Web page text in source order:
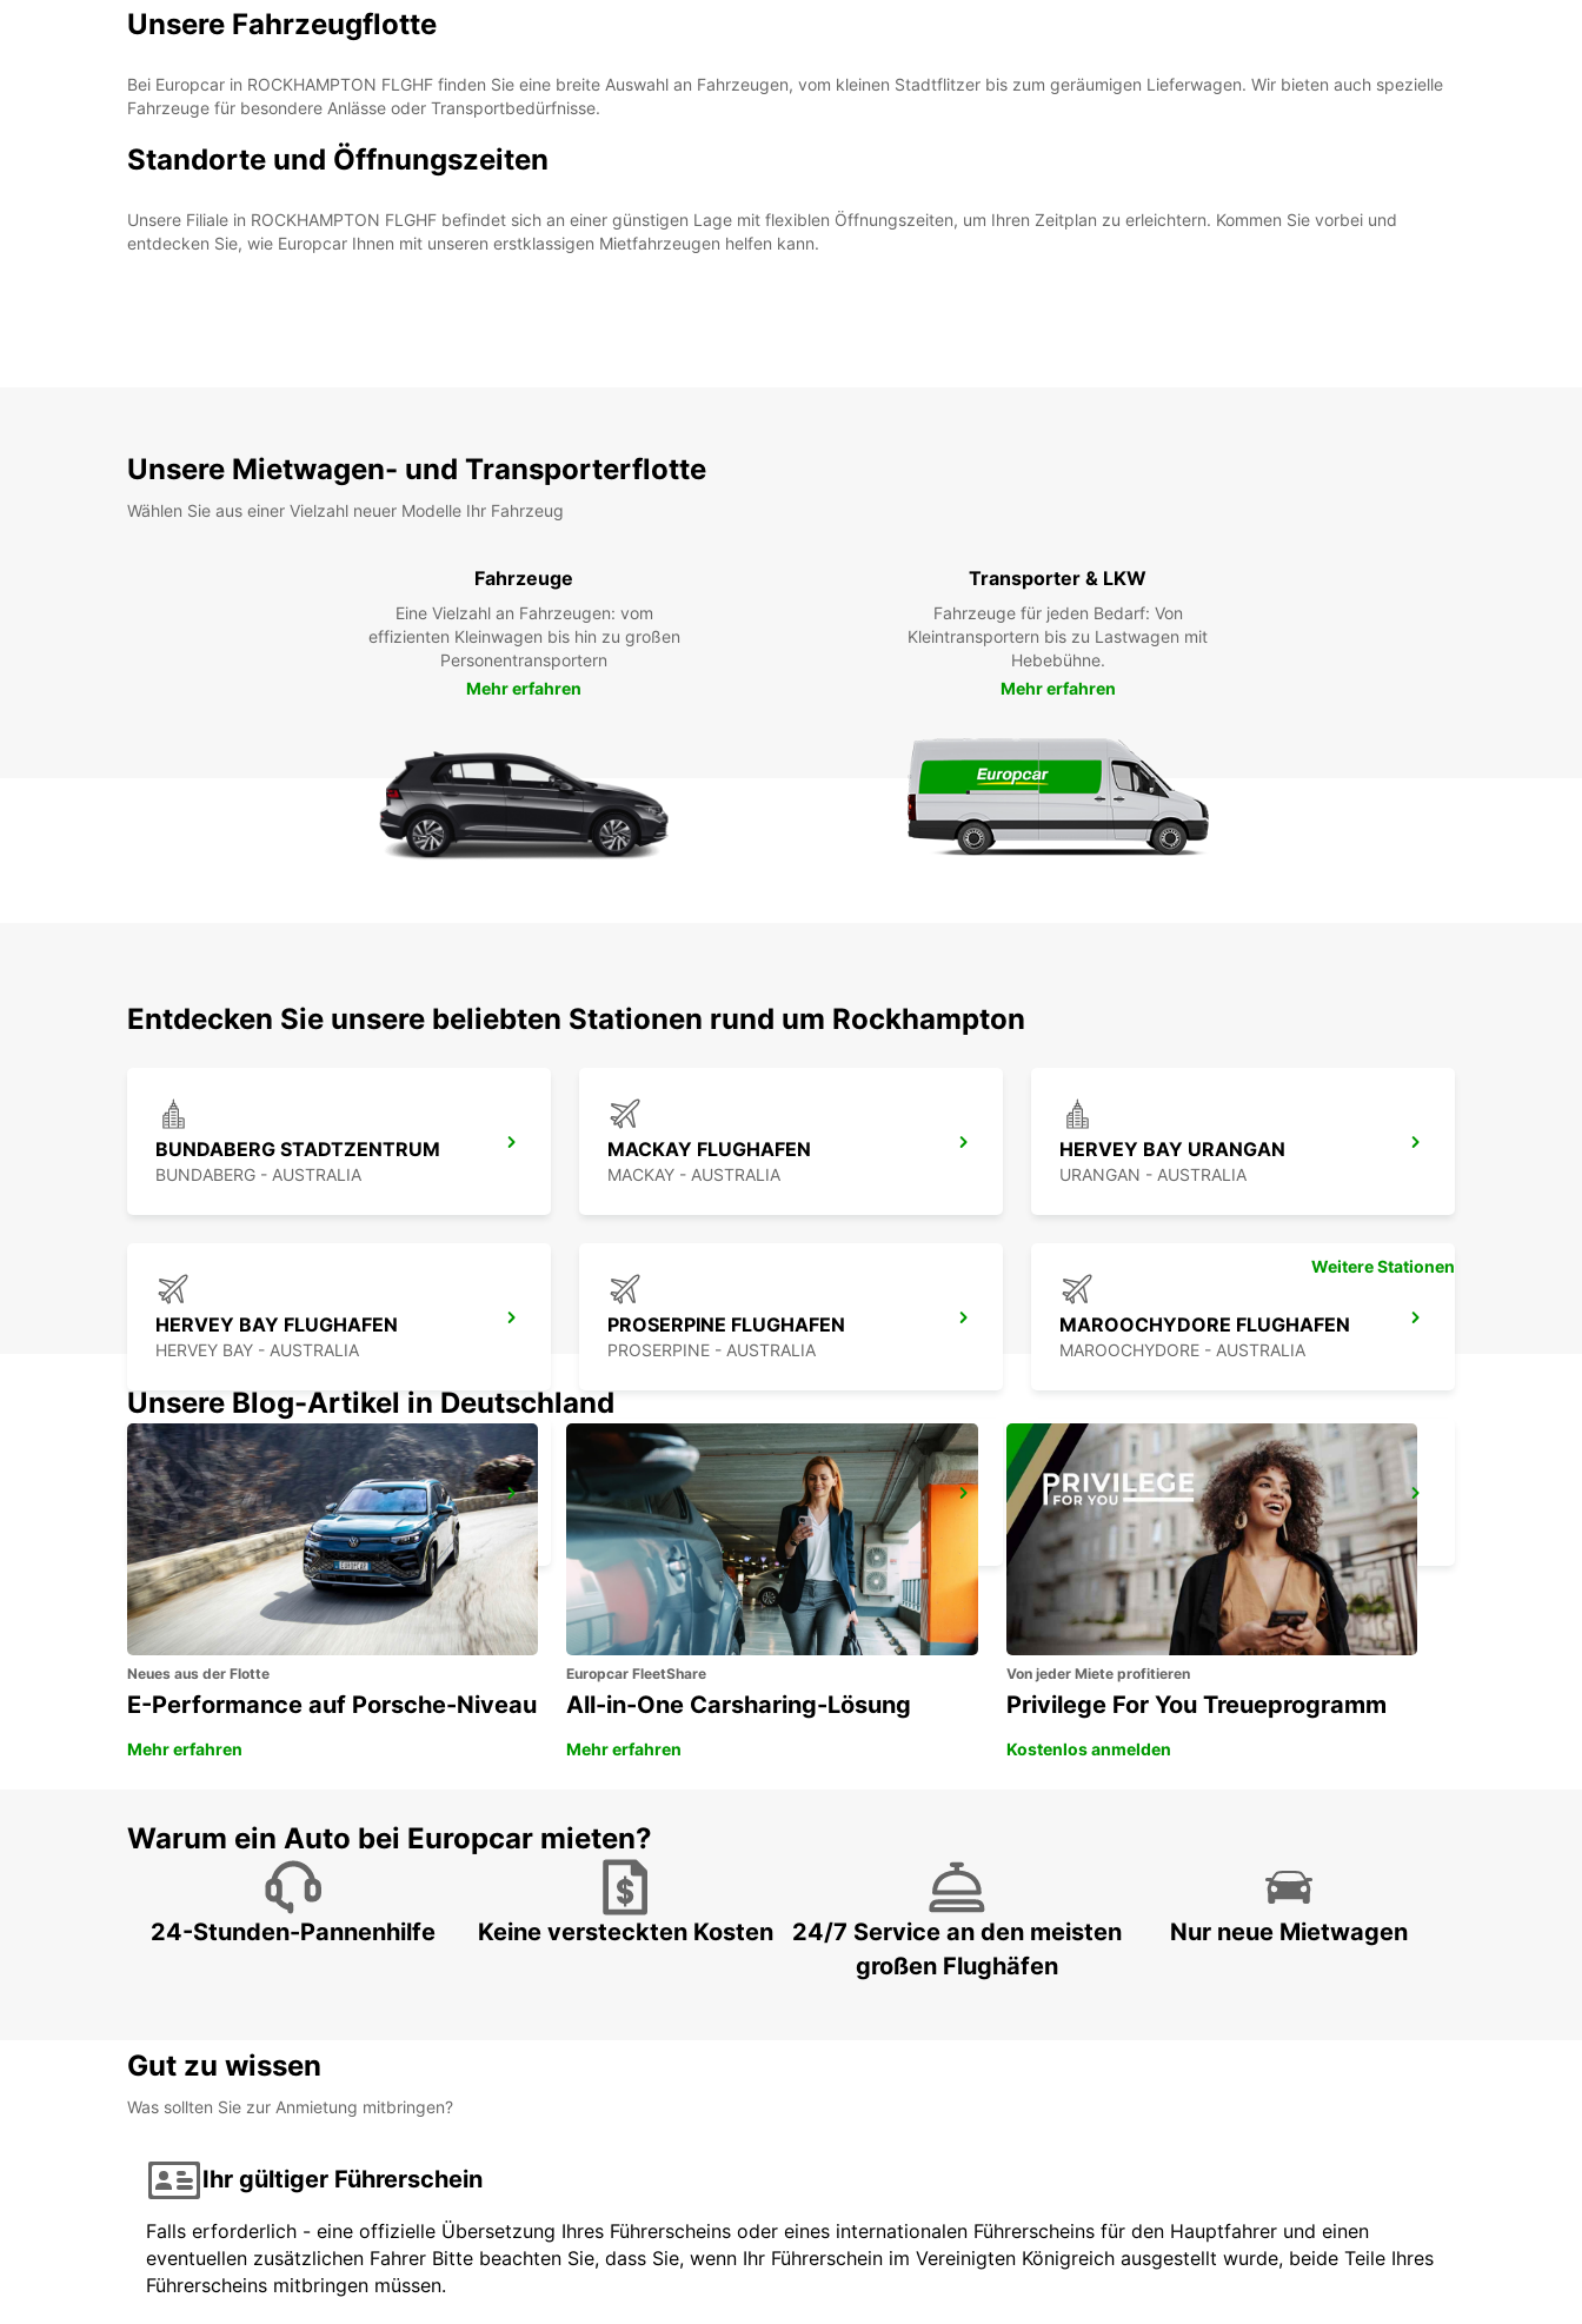
Unsere Fahrzeugflotte
Bei Europcar in ROCKHAMPTON FLGHF finden Sie eine breite Auswahl an Fahrzeugen, vom kleinen Stadtflitzer bis zum geräumigen Lieferwagen. Wir bieten auch spezielle
Fahrzeuge für besondere Anlässe oder Transportbedürfnisse.
Standorte und Öffnungszeiten
Unsere Filiale in ROCKHAMPTON FLGHF befindet sich an einer günstigen Lage mit flexiblen Öffnungszeiten, um Ihren Zeitplan zu erleichtern. Kommen Sie vorbei und
entdecken Sie, wie Europcar Ihnen mit unseren erstklassigen Mietfahrzeugen helfen kann.
Unsere Mietwagen- und Transporterflotte
Wählen Sie aus einer Vielzahl neuer Modelle Ihr Fahrzeug
Fahrzeuge
Eine Vielzahl an Fahrzeugen: vom
effizienten Kleinwagen bis hin zu großen
Personentransportern
Mehr erfahren
Transporter & LKW
Fahrzeuge für jeden Bedarf: Von
Kleintransportern bis zu Lastwagen mit
Hebebühne.
Mehr erfahren
Entdecken Sie unsere beliebten Stationen rund um Rockhampton
BUNDABERG STADTZENTRUM
BUNDABERG - AUSTRALIA
MACKAY FLUGHAFEN
MACKAY - AUSTRALIA
HERVEY BAY URANGAN
URANGAN - AUSTRALIA
HERVEY BAY FLUGHAFEN
HERVEY BAY - AUSTRALIA
PROSERPINE FLUGHAFEN
PROSERPINE - AUSTRALIA
MAROOCHYDORE FLUGHAFEN
MAROOCHYDORE - AUSTRALIA
MAROOCHYDORE WARANA
WARANA - AUSTRALIA
TOOWOOMBA WELLCAMP FLUGHAFEN
TOOWOOMBA - AUSTRALIA
TOOWOOMBA STADTZENTRUM
TOOWOOMBA - AUSTRALIA
Weitere Stationen
Unsere Blog-Artikel in Deutschland
Neues aus der Flotte
E-Performance auf Porsche-Niveau
Mehr erfahren
Europcar FleetShare
All-in-One Carsharing-Lösung
Mehr erfahren
Von jeder Miete profitieren
Privilege For You Treueprogramm
Kostenlos anmelden
Warum ein Auto bei Europcar mieten?
24-Stunden-Pannenhilfe Keine versteckten Kosten
24/7 Service an den meisten
großen Flughäfen
Nur neue Mietwagen
Gut zu wissen
Was sollten Sie zur Anmietung mitbringen?
Ihr gültiger Führerschein
Falls erforderlich - eine offizielle Übersetzung Ihres Führerscheins oder eines internationalen Führerscheins für den Hauptfahrer und einen
eventuellen zusätzlichen Fahrer Bitte beachten Sie, dass Sie, wenn Ihr Führerschein im Vereinigten Königreich ausgestellt wurde, beide Teile Ihres
Führerscheins mitbringen müssen.